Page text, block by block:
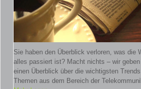
Sie haben den Überblick verloren, was die
alles passiert ist? Macht nichts – wir
einen Überblick über die wichtigsten Trends
Themen aus dem Bereich der